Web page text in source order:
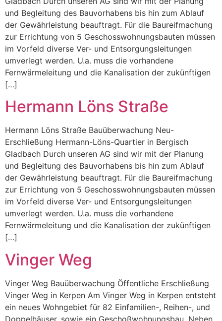
und Begleitung des Bauvorhabens bis hin zum Ablauf
der Gewährleistung beauftragt. Für die Baureifmachung
zur Errichtung von 5 Geschosswohnungsbauten müssen
im Vorfeld diverse Ver- und Entsorgungsleitungen
umverlegt werden. U.a. muss die vorhandene
Fernwärmeleitung und die Kanalisation der zukünftigen
[…]
Hermann Löns Straße
Hermann Löns Straße Bauüberwachung Neu-
Erschließung Hermann-Löns-Quartier in Bergisch
Gladbach Durch unseren AG sind wir mit der Planung
und Begleitung des Bauvorhabens bis hin zum Ablauf
der Gewährleistung beauftragt. Für die Baureifmachung
zur Errichtung von 5 Geschosswohnungsbauten müssen
im Vorfeld diverse Ver- und Entsorgungsleitungen
umverlegt werden. U.a. muss die vorhandene
Fernwärmeleitung und die Kanalisation der zukünftigen
[…]
Vinger Weg
Vinger Weg Bauüberwachung Öffentliche Erschließung
Vinger Weg in Kerpen Am Vinger Weg in Kerpen entsteht
ein neues Wohngebiet für 82 Einfamilien-, Reihen-, und
Doppelhäuser, sowie ein Geschoßwohnungsbau. Neben